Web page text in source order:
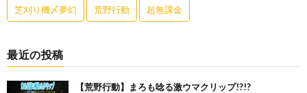
芝刈り機〆夢幻 荒野行動 超無課金
最近の投稿
【荒野行動】まろも唸る激ウマクリップ!?!?